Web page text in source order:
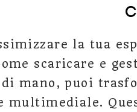
la tua
scaricare e
mano, puoi
multimediale.